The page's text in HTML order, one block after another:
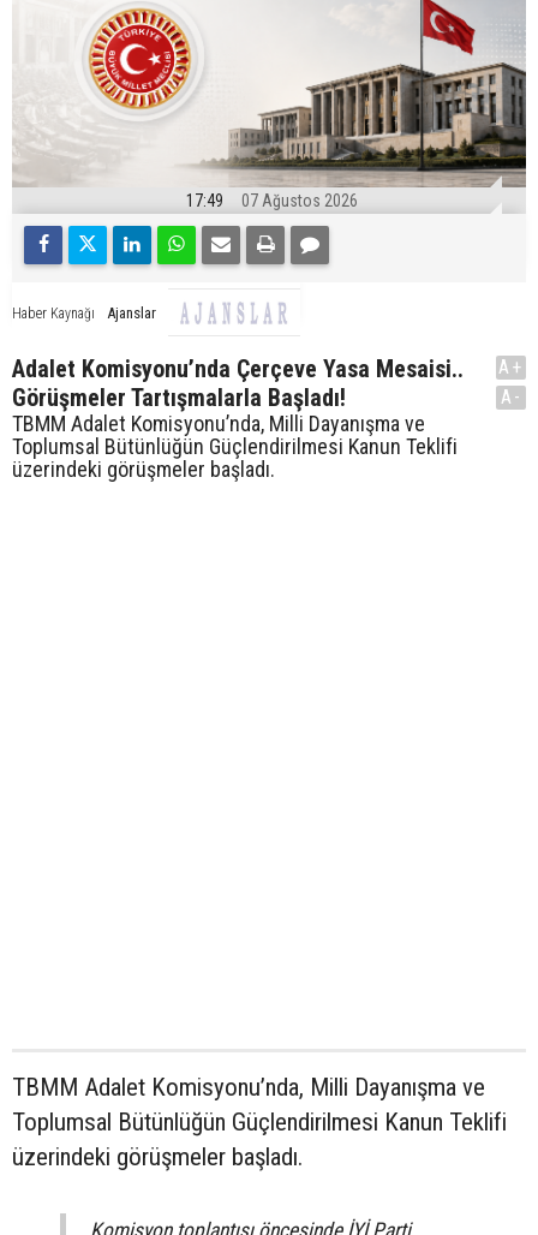
17:49 07 Ağustos 2026
Haber Kaynağı Ajanslar
Adalet Komisyonu’nda Çerçeve Yasa Mesaisi..
Görüşmeler Tartışmalarla Başladı!
TBMM Adalet Komisyonu’nda, Milli Dayanışma ve
Toplumsal Bütünlüğün Güçlendirilmesi Kanun Teklifi
üzerindeki görüşmeler başladı.
A+
A-
TBMM Adalet Komisyonu’nda, Milli Dayanışma ve
Toplumsal Bütünlüğün Güçlendirilmesi Kanun Teklifi
üzerindeki görüşmeler başladı.